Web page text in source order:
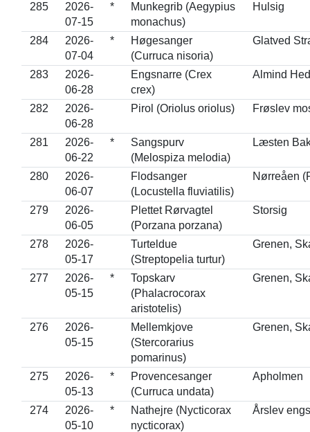
285
2026-
07-15
*
Munkegrib (Aegypius
monachus)
Hulsig
284
2026-
07-04
*
Høgesanger
(Curruca nisoria)
Glatved
283
2026-
06-28
Engsnarre (Crex
crex)
Almind
282
2026-
06-28
Pirol (Oriolus oriolus) Frøslev
281
2026-
06-22
*
Sangspurv
(Melospiza melodia)
Læsten
280
2026-
06-07
Flodsanger
(Locustella fluviatilis)
Nørreåen
279
2026-
06-05
Plettet Rørvagtel
(Porzana porzana)
Storsig
278
2026-
05-17
Turteldue
(Streptopelia turtur)
Grenen,
277
2026-
05-15
*
Topskarv
(Phalacrocorax
aristotelis)
Grenen,
276
2026-
05-15
Mellemkjove
(Stercorarius
pomarinus)
Grenen,
275
2026-
05-13
*
Provencesanger
(Curruca undata)
Apholmen
274
2026-
05-10
*
Nathejre (Nycticorax
nycticorax)
Årslev